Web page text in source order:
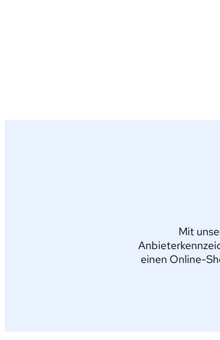
Mit
einen Online-